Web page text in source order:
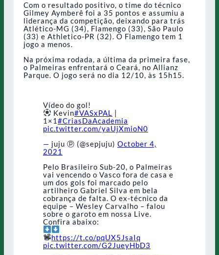
Com o resultado positivo, o time do técnico
Gilmey Aymberê foi a 35 pontos e assumiu a
liderança da competição, deixando para trás
Atlético-MG (34), Flamengo (33), São Paulo
(33) e Athletico-PR (32). O Flamengo tem 1
jogo a menos.
Na próxima rodada, a última da primeira fase,
o Palmeiras enfrentará o Ceará, no Allianz
Parque. O jogo será no dia 12/10, às 15h15.
Vídeo do gol!
Kevin#VASxPAL |
1×1 #CriasDaAcademia
pic.twitter.com/yaUjXmioN0
— juju ⓟ (@sepjuju) October 4,
2021
Pelo Brasileiro Sub-20, o Palmeiras
vai vencendo o Vasco fora de casa e
um dos gols foi marcado pelo
artilheiro Gabriel Silva em bela
cobrança de falta. O ex-técnico da
equipe – Wesley Carvalho – falou
sobre o garoto em nossa Live.
Confira abaixo:
https://t.co/pqUX5JsaIq
pic.twitter.com/G2JueyHbD3